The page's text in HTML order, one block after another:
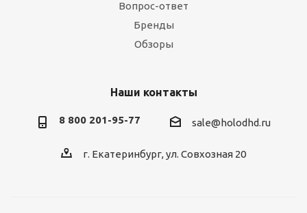
Вопрос-ответ
Бренды
Обзоры
Наши контакты
8 800 201-95-77 sale@holodhd.ru
г. Екатеринбург, ул. Совхозная 20